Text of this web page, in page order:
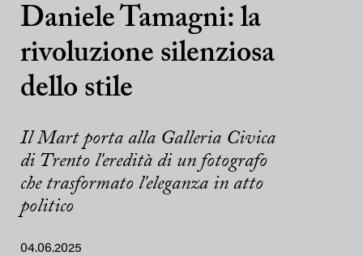
Daniele Tamagni: la
rivoluzione silenziosa
dello stile
Il Mart porta alla Galleria Civica
di Trento l'eredità di un fotografo
che trasformato l'eleganza in atto
politico
04.06.2025